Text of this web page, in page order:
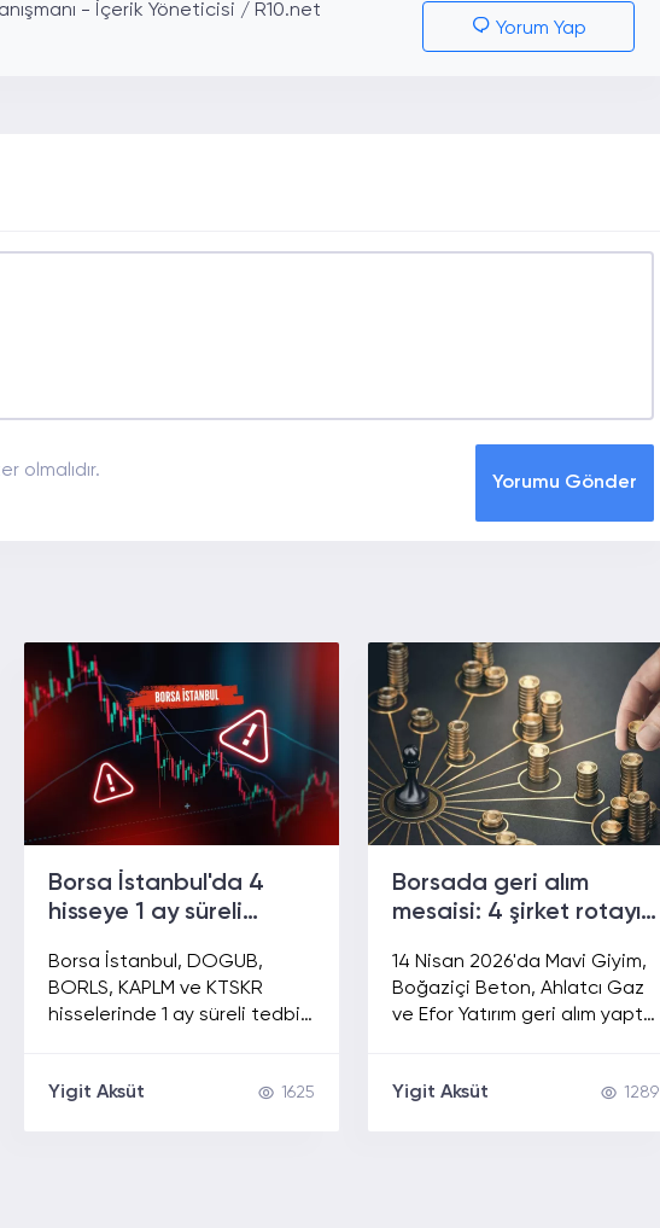
- İçerik Yöneticisi / R10.net
Yorum Yap
olmalıdır.
Yorumu Gönder
Borsa İstanbul'da 4
hisseye 1 ay süreli
Borsa İstanbul, DOGUB,
BORLS, KAPLM ve KTSKR
hisselerinde 1 ay süreli tedbir
detayları haberimizde.
Yigit Aksüt 1625
Borsada geri alım
mesaisi: 4 şirket rotayı
14 Nisan 2026'da Mavi Giyim,
Boğaziçi Beton, Ahlatcı Gaz
ve Efor Yatırım geri alım yaptı.
haberimizde.
Yigit Aksüt 1289